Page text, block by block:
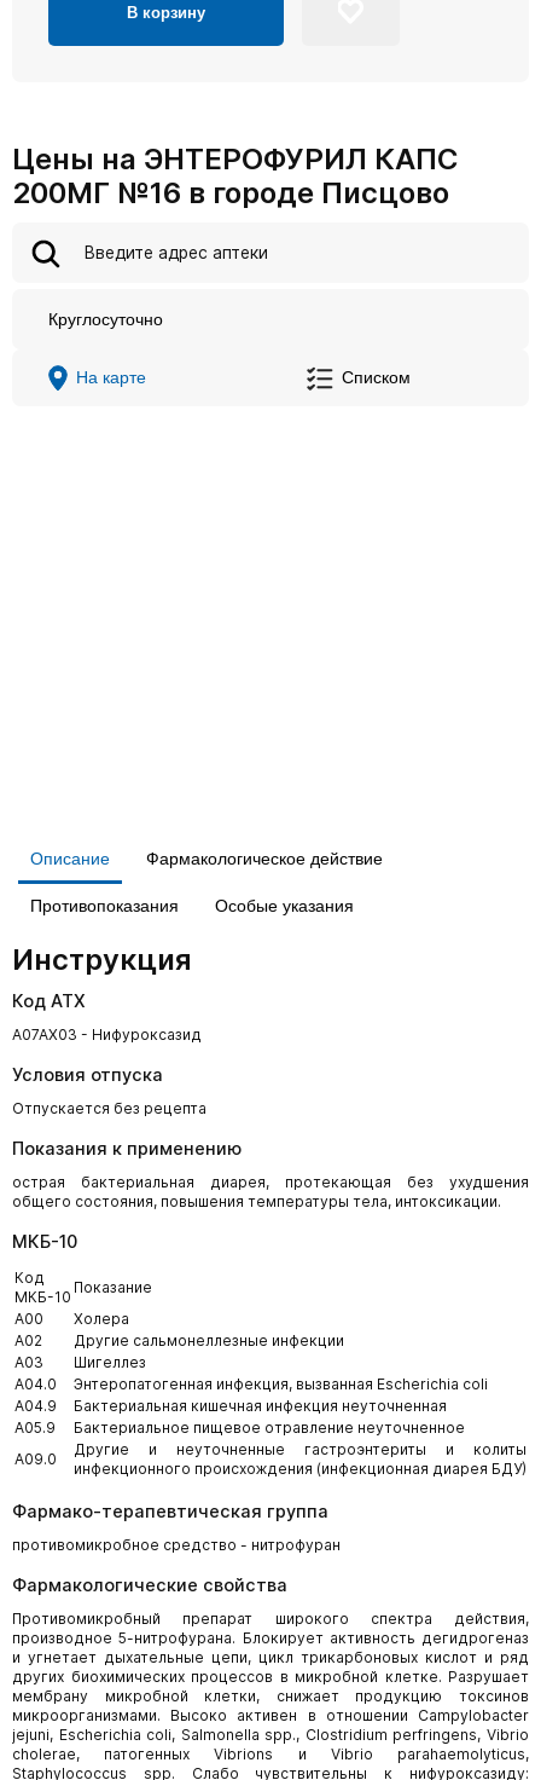
В корзину
Цены на ЭНТЕРОФУРИЛ КАПС
200МГ №16 в городе Писцово
Круглосуточно
На карте Списком
Описание Фармакологическое действие
Противопоказания Особые указания
Инструкция
Код АТХ
A07AX03 - Нифуроксазид
Условия отпуска
Отпускается без рецепта
Показания к применению
острая бактериальная диарея, протекающая без ухудшения
общего состояния, повышения температуры тела, интоксикации.
МКБ-10
Код
МКБ-10
Показание
A00
Холера
A02
Другие сальмонеллезные инфекции
A03
Шигеллез
A04.0
Энтеропатогенная инфекция, вызванная Escherichia coli
A04.9
Бактериальная кишечная инфекция неуточненная
A05.9
Бактериальное пищевое отравление неуточненное
A09.0
Другие и неуточненные гастроэнтериты и колиты
инфекционного происхождения (инфекционная диарея БДУ)
Фармако-терапевтическая группа
противомикробное средство - нитрофуран
Фармакологические свойства
Противомикробный препарат широкого спектра действия,
производное 5-нитрофурана. Блокирует активность дегидрогеназ
и угнетает дыхательные цепи, цикл трикарбоновых кислот и ряд
других биохимических процессов в микробной клетке. Разрушает
мембрану микробной клетки, снижает продукцию токсинов
микроорганизмами. Высоко активен в отношении Campylobacter
jejuni, Escherichia coli, Salmonella spp., Clostridium perfringens, Vibrio
cholerae, патогенных Vibrions и Vibrio parahaemolyticus,
Staphylococcus spp. Слабо чувствительны к нифуроксазиду: